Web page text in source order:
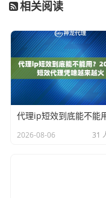
相关阅读
2026-08-06 31